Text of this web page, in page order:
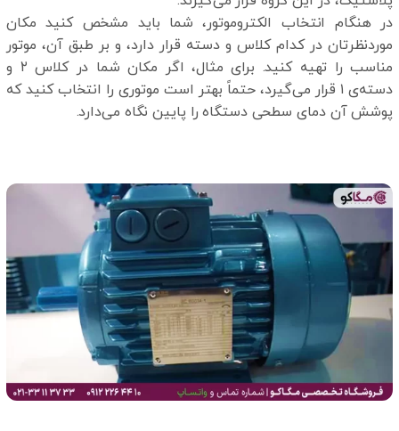
در هنگام انتخاب الکتروموتور، شما باید مشخص کنید مکان
موردنظرتان در کدام کلاس و دسته‌ قرار دارد، و بر طبق آن، موتور
مناسب را تهیه کنید. برای مثال، اگر مکان شما در کلاس ۲ و
دسته‌ی ۱ قرار می‌گیرد، حتماً بهتر است موتوری را انتخاب کنید که
پوشش آن دمای سطحی دستگاه را پایین نگاه ‌می‌دارد.